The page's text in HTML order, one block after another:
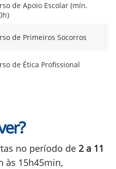
de Apoio Escolar (mín.
de Primeiros Socorros
de Ética Profissional
no período de 2 a 11
às 15h45min,